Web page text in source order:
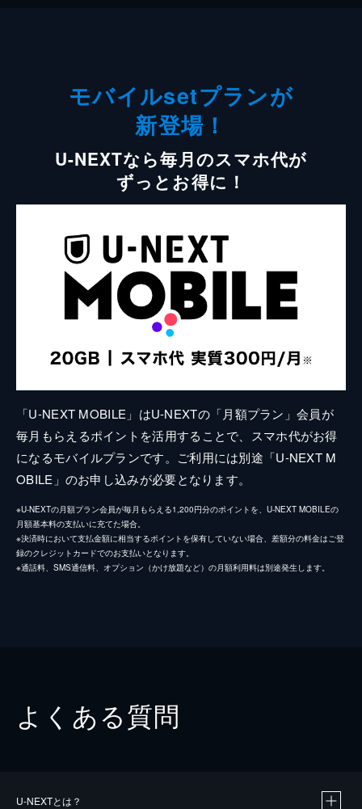
モバイルsetプランが
新登場！
U-NEXTなら毎月のスマホ代が
ずっとお得に！
「U-NEXT MOBILE」はU-NEXTの「月額プラン」会員が
毎月もらえるポイントを活用することで、スマホ代がお得
になるモバイルプランです。ご利用には別途「U-NEXT M
OBILE」のお申し込みが必要となります。
※U-NEXTの月額プラン会員が毎月もらえる1,200円分のポイントを、U-NEXT MOBILEの
月額基本料の支払いに充てた場合。
※決済時において支払金額に相当するポイントを保有していない場合、差額分の料金はご登
録のクレジットカードでのお支払いとなります。
※通話料、SMS通信料、オプション（かけ放題など）の月額利用料は別途発生します。
よくある質問
U-NEXTとは？